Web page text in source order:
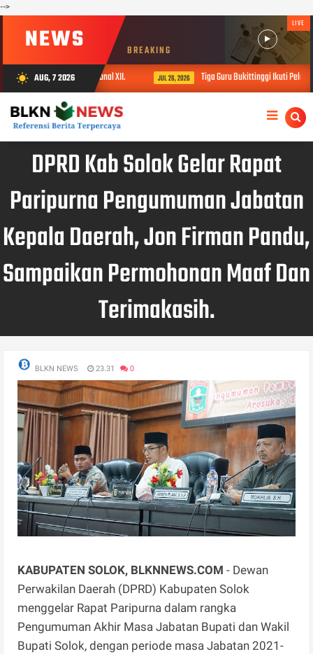
-->
NEWS BREAKING
LIVE
wb_sunny AUG, 7 2026
Utusan Jambore Nasional XII. JUL 26, 2026 Tiga Guru Bukittinggi Ikuti Pelatihan
DPRD Kab Solok Gelar Rapat
Paripurna Pengumuman Jabatan
Kepala Daerah, Jon Firman Pandu,
Sampaikan Permohonan Maaf Dan
Terimakasih.
BLKN NEWS 23.31 0
KABUPATEN SOLOK, BLKNNEWS.COM - Dewan
Perwakilan Daerah (DPRD) Kabupaten Solok
menggelar Rapat Paripurna dalam rangka
Pengumuman Akhir Masa Jabatan Bupati dan Wakil
Bupati Solok, dengan periode masa Jabatan 2021-